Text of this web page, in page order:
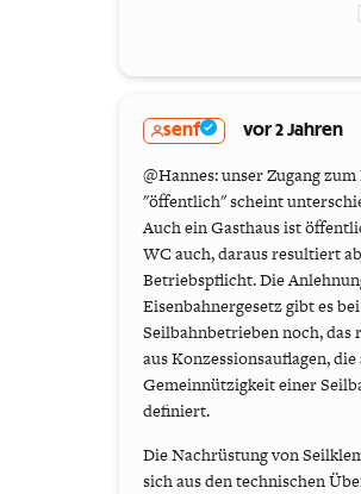
senf vor 2 Jahren
@Hannes: unser Zugang
"öffentlich" scheint
Auch ein Gasthaus ist
WC auch, daraus resultiert
Betriebspflicht. Die
Eisenbahnergesetz gibt es
Seilbahnbetrieben noch, das
aus Konzessionsauflagen, die
Gemeinnützigkeit einer
definiert.
Die Nachrüstung von
sich aus den technischen